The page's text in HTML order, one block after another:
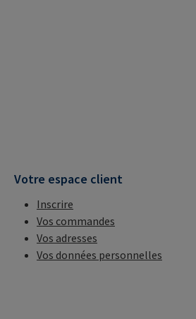
Votre espace client
Inscrire
Vos commandes
Vos adresses
Vos données personnelles